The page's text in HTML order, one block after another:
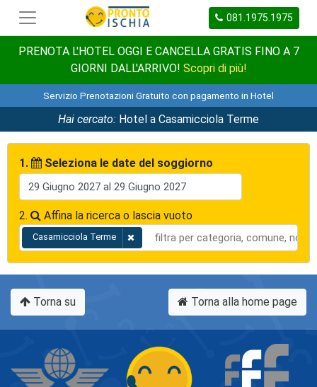
081.1975.1975
PRENOTA L'HOTEL OGGI E CANCELLA GRATIS FINO A 7
GIORNI DALL'ARRIVO! Scopri di più!
Servizio Prenotazioni Gratuito con pagamento in Hotel
Hai cercato: Hotel a Casamicciola Terme
1. Seleziona le date del soggiorno
2. Affina la ricerca o lascia vuoto
Casamicciola Terme
Torna su Torna alla home page